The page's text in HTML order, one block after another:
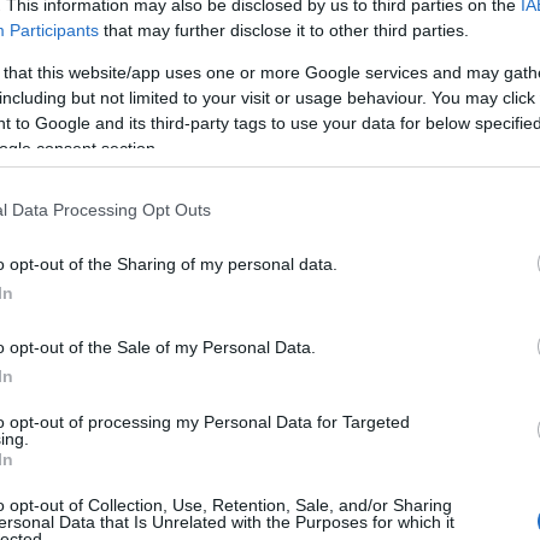
This information may also be disclosed by us to third parties on the
Participants that may further disclose it to other third parties.
that this website/app uses one or more Google services and may
but not limited to your visit or usage behaviour. You may
to Google and its third-party tags to use your data for below
consent section.
Data Processing Opt Outs
opt-out of the Sharing of my personal data.
opt-out of the Sale of my Personal Data.
opt-out of processing my Personal Data for Targeted
opt-out of Collection, Use, Retention, Sale, and/or Sharing
Data that Is Unrelated with the Purposes for which it
, Αντ. Τζεβελέκη και Υποσμηναγού Αθ.
κας Στραγαλινού Νίκης ή κας Χαλκιοπούλου
2645360525, 2645360570).
των αιτήσεων ορίζεται από την
Αγγλικών σε μόνο 2 ημέρες στα